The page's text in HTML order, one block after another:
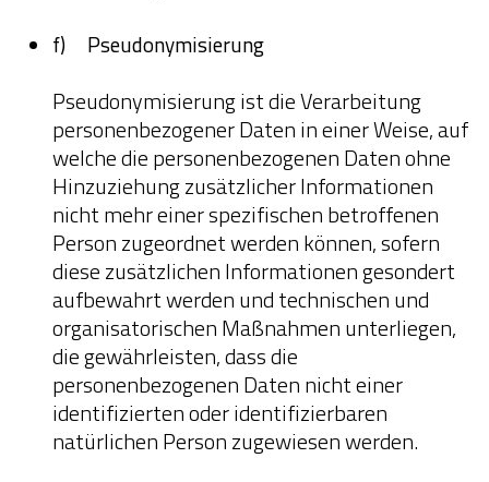
f) Pseudonymisierung
Pseudonymisierung ist die Verarbeitung
personenbezogener Daten in einer Weise, auf
welche die personenbezogenen Daten ohne
Hinzuziehung zusätzlicher Informationen
nicht mehr einer spezifischen betroffenen
Person zugeordnet werden können, sofern
diese zusätzlichen Informationen gesondert
aufbewahrt werden und technischen und
organisatorischen Maßnahmen unterliegen,
die gewährleisten, dass die
personenbezogenen Daten nicht einer
identifizierten oder identifizierbaren
natürlichen Person zugewiesen werden.